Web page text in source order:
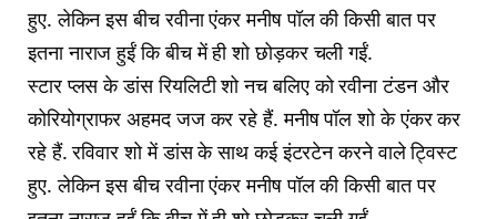
हुए. लेकिन इस बीच रवीना एंकर मनीष पॉल की किसी बात पर
इतना नाराज हुईं कि बीच में ही शो छोड़कर चली गईं.
स्टार प्लस के डांस रियलिटी शो नच बलिए को रवीना टंडन और
कोरियोग्राफर अहमद जज कर रहे हैं. मनीष पॉल शो के एंकर कर
रहे हैं. रविवार शो में डांस के साथ कई इंटरटेन करने वाले ट्व‍िस्ट
हुए. लेकिन इस बीच रवीना एंकर मनीष पॉल की किसी बात पर